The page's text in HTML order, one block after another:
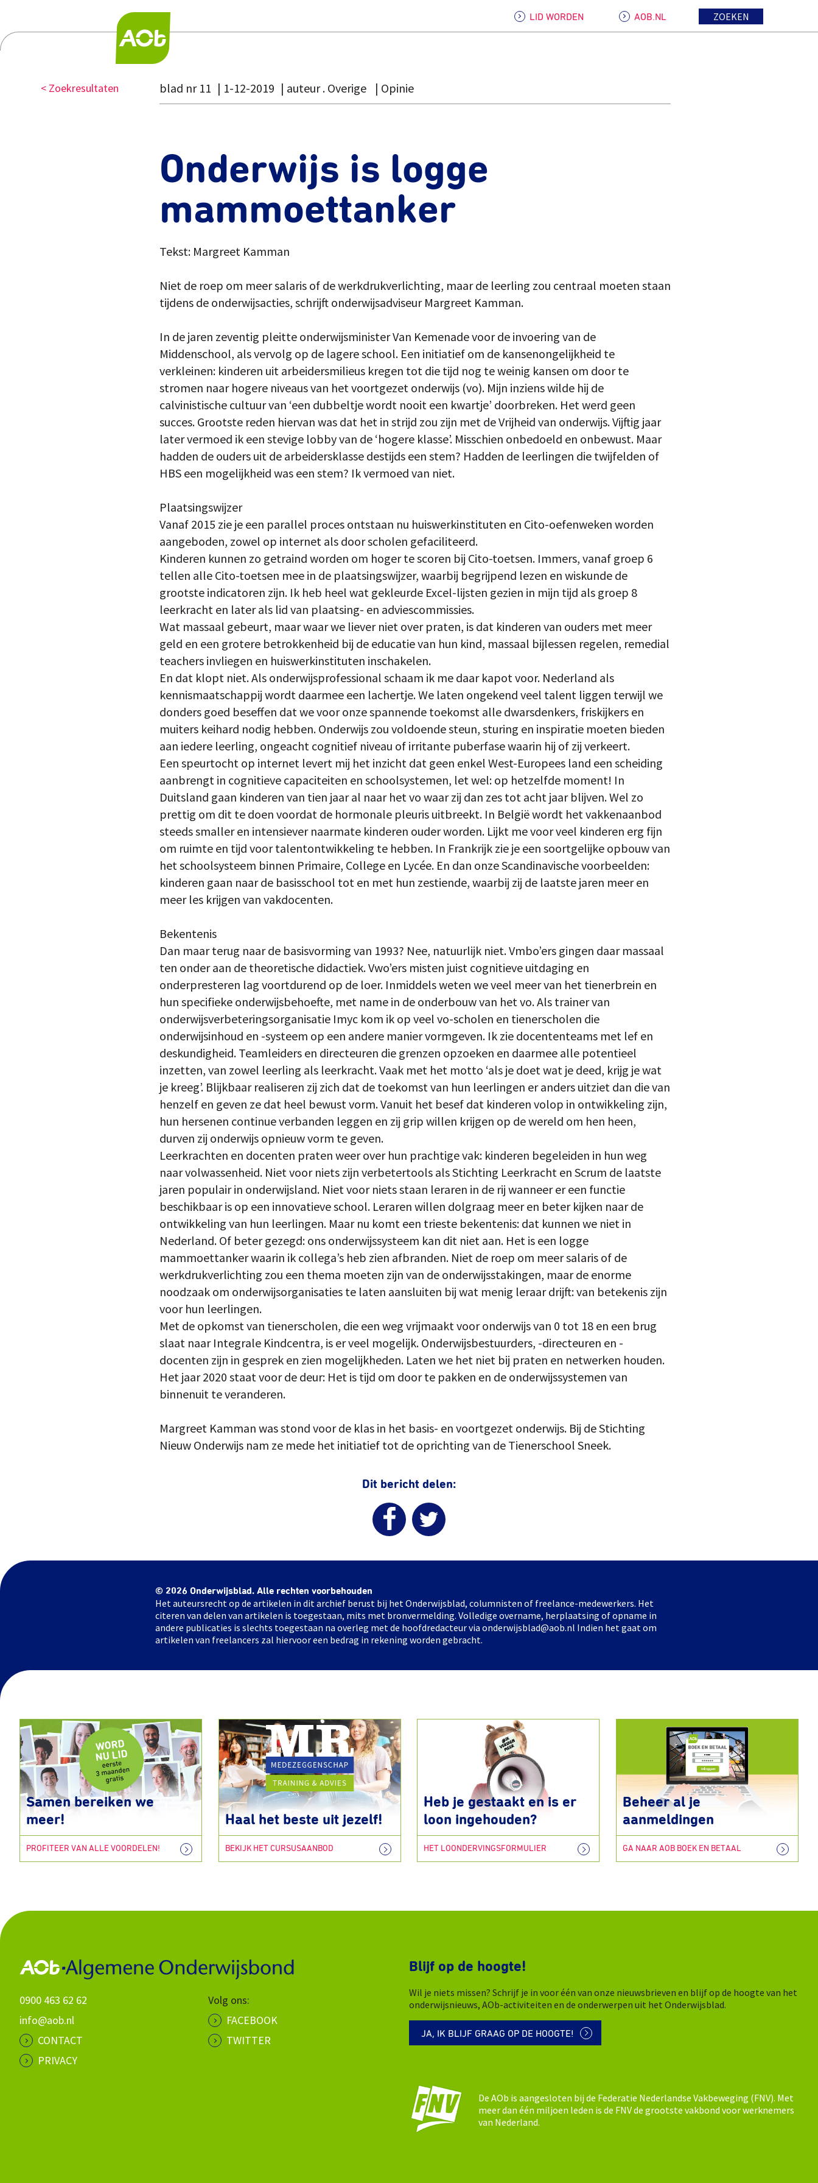
LID WORDEN AOB.NL ZOEKEN
< Zoekresultaten blad nr 11 1-12-2019 auteur . Overige Opinie
Onderwijs is logge
mammoettanker
Tekst: Margreet Kamman
Niet de roep om meer salaris of de werkdrukverlichting, maar de leerling zou centraal moeten staan
tijdens de onderwijsacties, schrijft onderwijsadviseur Margreet Kamman.
In de jaren zeventig pleitte onderwijsminister Van Kemenade voor de invoering van de
Middenschool, als vervolg op de lagere school. Een initiatief om de kansenongelijkheid te
verkleinen: kinderen uit arbeidersmilieus kregen tot die tijd nog te weinig kansen om door te
stromen naar hogere niveaus van het voortgezet onderwijs (vo). Mijn inziens wilde hij de
calvinistische cultuur van ‘een dubbeltje wordt nooit een kwartje’ doorbreken. Het werd geen
succes. Grootste reden hiervan was dat het in strijd zou zijn met de Vrijheid van onderwijs. Vijftig jaar
later vermoed ik een stevige lobby van de ‘hogere klasse’. Misschien onbedoeld en onbewust. Maar
hadden de ouders uit de arbeidersklasse destijds een stem? Hadden de leerlingen die twijfelden of
HBS een mogelijkheid was een stem? Ik vermoed van niet.
Plaatsingswijzer
Vanaf 2015 zie je een parallel proces ontstaan nu huiswerkinstituten en Cito-oefenweken worden
aangeboden, zowel op internet als door scholen gefaciliteerd.
Kinderen kunnen zo getraind worden om hoger te scoren bij Cito-toetsen. Immers, vanaf groep 6
tellen alle Cito-toetsen mee in de plaatsingswijzer, waarbij begrijpend lezen en wiskunde de
grootste indicatoren zijn. Ik heb heel wat gekleurde Excel-lijsten gezien in mijn tijd als groep 8
leerkracht en later als lid van plaatsing- en adviescommissies.
Wat massaal gebeurt, maar waar we liever niet over praten, is dat kinderen van ouders met meer
geld en een grotere betrokkenheid bij de educatie van hun kind, massaal bijlessen regelen, remedial
teachers invliegen en huiswerkinstituten inschakelen.
En dat klopt niet. Als onderwijsprofessional schaam ik me daar kapot voor. Nederland als
kennismaatschappij wordt daarmee een lachertje. We laten ongekend veel talent liggen terwijl we
donders goed beseffen dat we voor onze spannende toekomst alle dwarsdenkers, friskijkers en
muiters keihard nodig hebben. Onderwijs zou voldoende steun, sturing en inspiratie moeten bieden
aan iedere leerling, ongeacht cognitief niveau of irritante puberfase waarin hij of zij verkeert.
Een speurtocht op internet levert mij het inzicht dat geen enkel West-Europees land een scheiding
aanbrengt in cognitieve capaciteiten en schoolsystemen, let wel: op hetzelfde moment! In
Duitsland gaan kinderen van tien jaar al naar het vo waar zij dan zes tot acht jaar blijven. Wel zo
prettig om dit te doen voordat de hormonale pleuris uitbreekt. In België wordt het vakkenaanbod
steeds smaller en intensiever naarmate kinderen ouder worden. Lijkt me voor veel kinderen erg fijn
om ruimte en tijd voor talentontwikkeling te hebben. In Frankrijk zie je een soortgelijke opbouw van
het schoolsysteem binnen Primaire, College en Lycée. En dan onze Scandinavische voorbeelden:
kinderen gaan naar de basisschool tot en met hun zestiende, waarbij zij de laatste jaren meer en
meer les krijgen van vakdocenten.
Bekentenis
Dan maar terug naar de basisvorming van 1993? Nee, natuurlijk niet. Vmbo’ers gingen daar massaal
ten onder aan de theoretische didactiek. Vwo’ers misten juist cognitieve uitdaging en
onderpresteren lag voortdurend op de loer. Inmiddels weten we veel meer van het tienerbrein en
hun specifieke onderwijsbehoefte, met name in de onderbouw van het vo. Als trainer van
onderwijsverbeteringsorganisatie Imyc kom ik op veel vo-scholen en tienerscholen die
onderwijsinhoud en -systeem op een andere manier vormgeven. Ik zie docententeams met lef en
deskundigheid. Teamleiders en directeuren die grenzen opzoeken en daarmee alle potentieel
inzetten, van zowel leerling als leerkracht. Vaak met het motto ‘als je doet wat je deed, krijg je wat
je kreeg’. Blijkbaar realiseren zij zich dat de toekomst van hun leerlingen er anders uitziet dan die van
henzelf en geven ze dat heel bewust vorm. Vanuit het besef dat kinderen volop in ontwikkeling zijn,
hun hersenen continue verbanden leggen en zij grip willen krijgen op de wereld om hen heen,
durven zij onderwijs opnieuw vorm te geven.
Leerkrachten en docenten praten weer over hun prachtige vak: kinderen begeleiden in hun weg
naar volwassenheid. Niet voor niets zijn verbetertools als Stichting Leerkracht en Scrum de laatste
jaren populair in onderwijsland. Niet voor niets staan leraren in de rij wanneer er een functie
beschikbaar is op een innovatieve school. Leraren willen dolgraag meer en beter kijken naar de
ontwikkeling van hun leerlingen. Maar nu komt een trieste bekentenis: dat kunnen we niet in
Nederland. Of beter gezegd: ons onderwijssysteem kan dit niet aan. Het is een logge
mammoettanker waarin ik collega’s heb zien afbranden. Niet de roep om meer salaris of de
werkdrukverlichting zou een thema moeten zijn van de onderwijsstakingen, maar de enorme
noodzaak om onderwijsorganisaties te laten aansluiten bij wat menig leraar drijft: van betekenis zijn
voor hun leerlingen.
Met de opkomst van tienerscholen, die een weg vrijmaakt voor onderwijs van 0 tot 18 en een brug
slaat naar Integrale Kindcentra, is er veel mogelijk. Onderwijsbestuurders, -directeuren en -
docenten zijn in gesprek en zien mogelijkheden. Laten we het niet bij praten en netwerken houden.
Het jaar 2020 staat voor de deur: Het is tijd om door te pakken en de onderwijssystemen van
binnenuit te veranderen.
Margreet Kamman was stond voor de klas in het basis- en voortgezet onderwijs. Bij de Stichting
Nieuw Onderwijs nam ze mede het initiatief tot de oprichting van de Tienerschool Sneek.
Dit bericht delen:
© 2026 Onderwijsblad. Alle rechten voorbehouden
Het auteursrecht op de artikelen in dit archief berust bij het Onderwijsblad, columnisten of freelance-medewerkers. Het
citeren van delen van artikelen is toegestaan, mits met bronvermelding. Volledige overname, herplaatsing of opname in
andere publicaties is slechts toegestaan na overleg met de hoofdredacteur via onderwijsblad@aob.nl Indien het gaat om
artikelen van freelancers zal hiervoor een bedrag in rekening worden gebracht.
Samen bereiken we
meer!
PROFITEER VAN ALLE VOORDELEN!
Haal het beste uit jezelf!
BEKIJK HET CURSUSAANBOD
Heb je gestaakt en is er
loon ingehouden?
HET LOONDERVINGSFORMULIER
Beheer al je
aanmeldingen
GA NAAR AOB BOEK EN BETAAL
0900 463 62 62
info@aob.nl
CONTACT
PRIVACY
Volg ons:
FACEBOOK
TWITTER
Blijf op de hoogte!
Wil je niets missen? Schrijf je in voor één van onze nieuwsbrieven en blijf op de hoogte van het
onderwijsnieuws, AOb-activiteiten en de onderwerpen uit het Onderwijsblad.
JA, IK BLIJF GRAAG OP DE HOOGTE!
De AOb is aangesloten bij de Federatie Nederlandse Vakbeweging (FNV). Met
meer dan één miljoen leden is de FNV de grootste vakbond voor werknemers
van Nederland.